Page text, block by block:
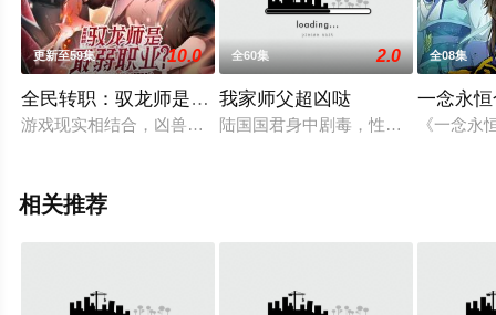
更新至59集 10.0
全民转职：驭龙师是最弱职业？动态漫画
游戏现实相结合，凶兽横行，秘境、副本无数。为了抵御凶兽
全60集 2.0
我家师父超凶哒
陆国国君身中剧毒，性命危在旦夕，
全08集
一念永
《一念
相关推荐